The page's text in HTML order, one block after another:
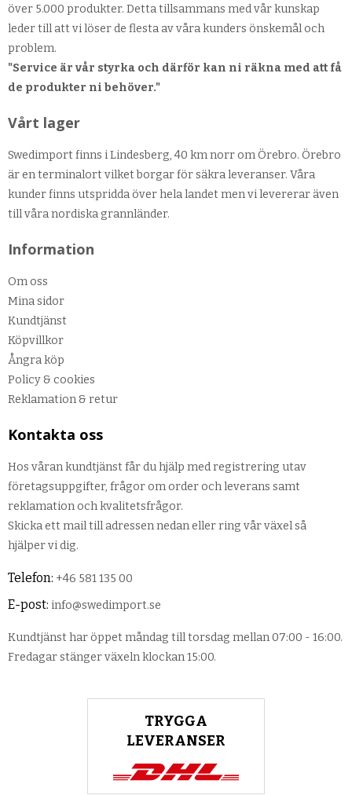
över 5.000 produkter. Detta tillsammans med vår kunskap
leder till att vi löser de flesta av våra kunders önskemål och
problem.
"Service är vår styrka och därför kan ni räkna med att få
de produkter ni behöver."
Vårt lager
Swedimport finns i Lindesberg, 40 km norr om Örebro. Örebro
är en terminalort vilket borgar för säkra leveranser. Våra
kunder finns utspridda över hela landet men vi levererar även
till våra nordiska grannländer.
Information
Om oss
Mina sidor
Kundtjänst
Köpvillkor
Ångra köp
Policy & cookies
Reklamation & retur
Kontakta oss
Hos våran kundtjänst får du hjälp med registrering utav
företagsuppgifter, frågor om order och leverans samt
reklamation och kvalitetsfrågor.
Skicka ett mail till adressen nedan eller ring vår växel så
hjälper vi dig.
Telefon: +46 581 135 00
E-post: info@swedimport.se
Kundtjänst har öppet måndag till torsdag mellan 07:00 - 16:00.
Fredagar stänger växeln klockan 15:00.
TRYGGA
LEVERANSER